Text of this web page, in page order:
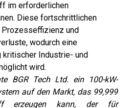
im erforderlichen
Diese fortschrittlichen
und
wodurch eine
Industrie- und
wird.
BGR Tech Ltd. ein 100-kW-
auf den Markt, das 99,999
erzeugen kann, der für